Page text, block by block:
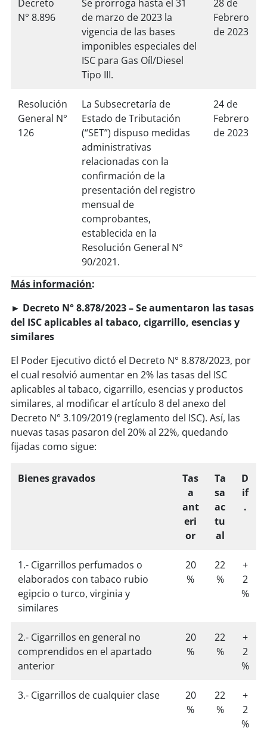
Decreto
N° 8.896
Se prorroga hasta el 31
de marzo de 2023 la
vigencia de las bases
imponibles especiales del
ISC para Gas Oíl/Diesel
Tipo III.
28 de
Febrero
de 2023
Resolución
General N°
126
La Subsecretaría de
Estado de Tributación
(“SET”) dispuso medidas
administrativas
relacionadas con la
confirmación de la
presentación del registro
mensual de
comprobantes,
establecida en la
Resolución General N°
90/2021.
24 de
Febrero
de 2023
Más información:
► Decreto N° 8.878/2023 – Se aumentaron las tasas
del ISC aplicables al tabaco, cigarrillo, esencias y
similares
El Poder Ejecutivo dictó el Decreto N° 8.878/2023, por
el cual resolvió aumentar en 2% las tasas del ISC
aplicables al tabaco, cigarrillo, esencias y productos
similares, al modificar el artículo 8 del anexo del
Decreto N° 3.109/2019 (reglamento del ISC). Así, las
nuevas tasas pasaron del 20% al 22%, quedando
fijadas como sigue:
Bienes gravados
Tas
a
ant
eri
or
Ta
sa
ac
tu
al
D
if
.
1.- Cigarrillos perfumados o
elaborados con tabaco rubio
egipcio o turco, virginia y
similares
20
%
22
%
+
2
%
2.- Cigarrillos en general no
comprendidos en el apartado
anterior
20
%
22
%
+
2
%
3.- Cigarrillos de cualquier clase
20
%
22
%
+
2
%